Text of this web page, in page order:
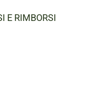
E RIMBORSI